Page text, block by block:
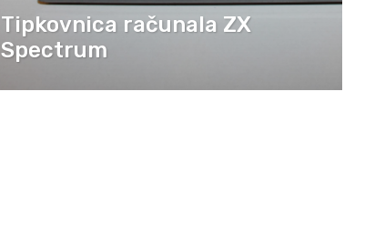
Tipkovnica računala ZX
Spectrum